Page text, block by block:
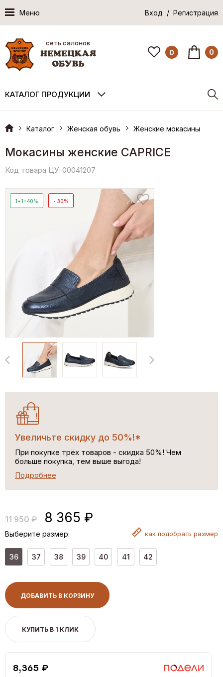
Меню Вход / Регистрация
сеть салонов
0 0
КАТАЛОГ ПРОДУКЦИИ
Каталог Женская обувь Женские мокасины
Мокасины женские CAPRICE
Код товара ЦУ-00041207
1+1=40% - 30%
Увеличьте скидку до 50%!*
При покупке трёх товаров - скидка 50%! Чем
больше покупка, тем выше выгода!
Подробнее
11 950 ₽ 8 365 ₽
Выберите размер: как подобрать размер
36 37 38 39 40 41 42
ДОБАВИТЬ В КОРЗИНУ
КУПИТЬ В 1 КЛИК
8,365 ₽